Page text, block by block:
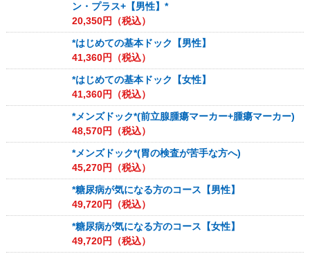
ン・プラス+【男性】*
20,350円（税込）
*はじめての基本ドック【男性】
41,360円（税込）
*はじめての基本ドック【女性】
41,360円（税込）
*メンズドック*(前立腺腫瘍マーカー+腫瘍マーカー)
48,570円（税込）
*メンズドック*(胃の検査が苦手な方へ)
45,270円（税込）
*糖尿病が気になる方のコース【男性】
49,720円（税込）
*糖尿病が気になる方のコース【女性】
49,720円（税込）